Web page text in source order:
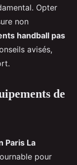
Opter
non
handball pas
avisés,
de
Paris La
pour